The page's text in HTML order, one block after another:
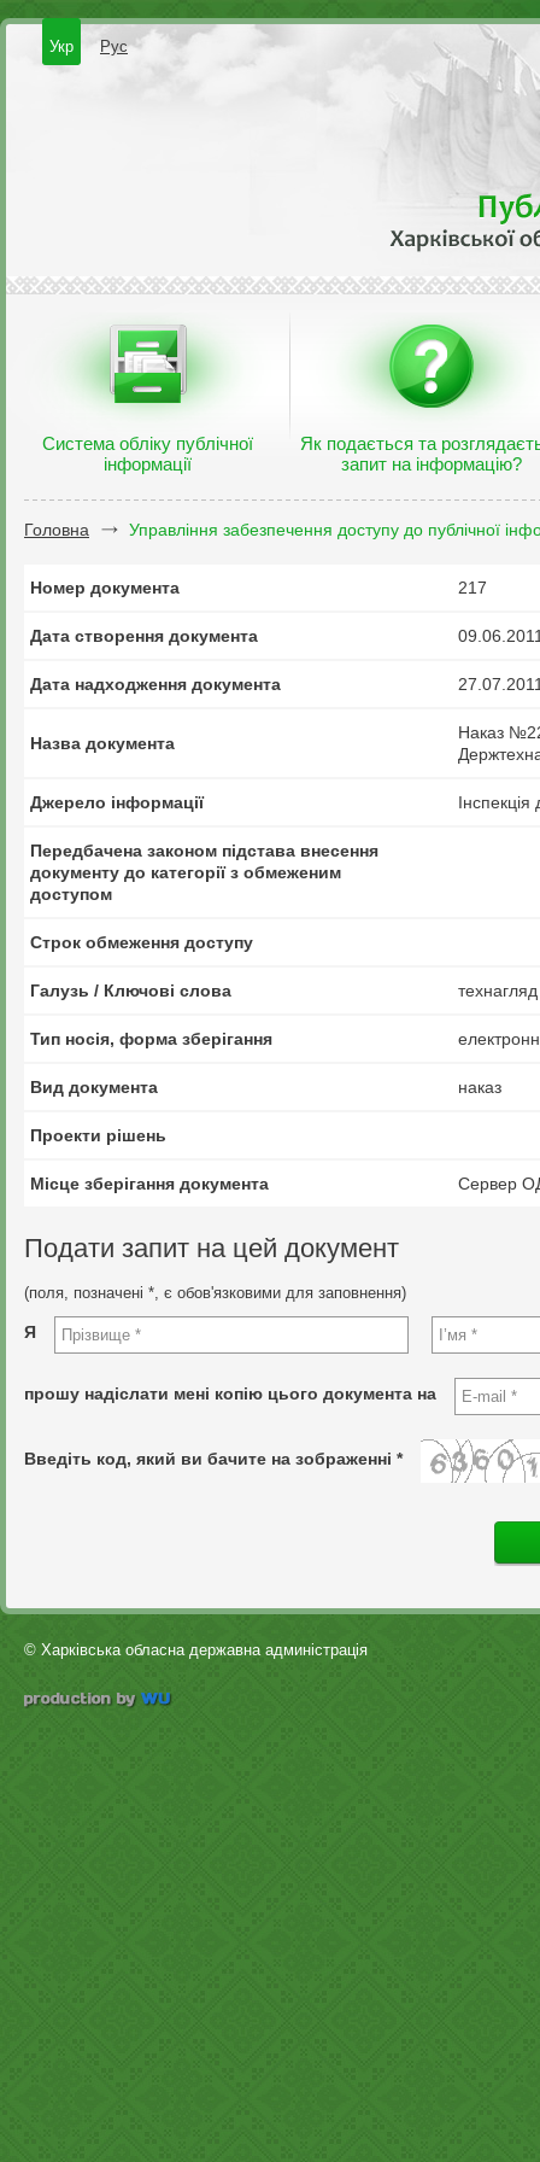
Укр Рус
Система обліку публічної
інформації
Як подається та
запит на інформацію?
Головна Управління забезпечення доступу до публічної
Номер документа 217
Дата створення документа
Дата надходження документа
Назва документа
Наказ
Джерело інформації
Передбачена законом підстава внесення
документу до категорії з обмеженим
доступом
Строк обмеження доступу
Галузь / Ключові слова технагляд
Тип носія, форма зберігання
Вид документа наказ
Проекти рішень
Місце зберігання документа Сервер
Подати запит на цей документ
(поля, позначені *, є обов'язковими для заповнення)
Я
прошу надіслати мені копію цього документа на
Введіть код, який ви бачите на зображенні *
© Харківська обласна державна админістрація